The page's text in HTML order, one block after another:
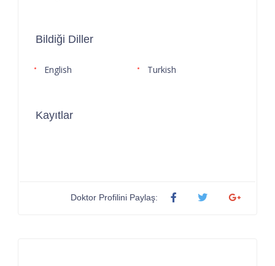
Bildiği Diller
English Turkish
Kayıtlar
Doktor Profilini Paylaş: